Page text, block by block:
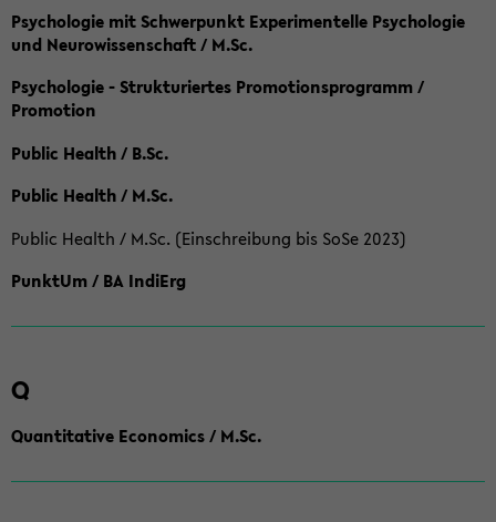
Psychologie mit Schwerpunkt Experimentelle Psychologie
und Neurowissenschaft / M.Sc.
Psychologie - Strukturiertes Promotionsprogramm /
Promotion
Public Health / B.Sc.
Public Health / M.Sc.
Public Health / M.Sc. (Einschreibung bis SoSe 2023)
PunktUm / BA IndiErg
Q
Quantitative Economics / M.Sc.